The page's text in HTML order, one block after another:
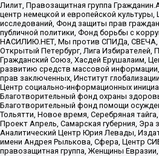
Лилит, Правозащитная группа
центр немецкой и европейской культуры,
исследований, Фонд защиты прав
публичной политики, Фонд борьбы с
НАСИЛИЮ.НЕТ, Мы против СПИДа, СВЕЧА,
Открытый Петербург, Лига Избирателей,
Гражданский Союз, Хасдей Ерушалаим,
развитию средств массовой
прав заключенных, Институт
Центр социально-информационных
Благотворительный фонд охраны
Благотворительный фонд помощи
Тольятти, Новое время, Серебряная
Проект Апрель, Самарская губерния, Эра
Аналитический Центр Юрия Левады,
имени Андрея Рылькова, Сфера, Центр
правозащитная группа, Женщины